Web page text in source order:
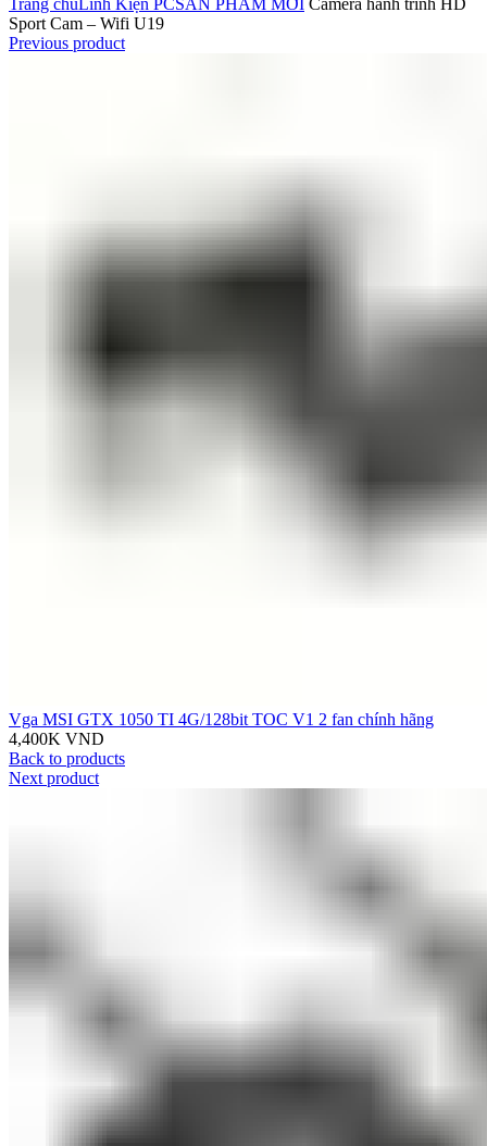
Trang chủLinh Kiện PCSẢN PHẨM MỚI Camera hành trình HD
Sport Cam – Wifi U19
Previous product
Vga MSI GTX 1050 TI 4G/128bit TOC V1 2 fan chính hãng
4,400K VND
Back to products
Next product